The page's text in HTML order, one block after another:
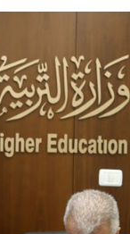
النظام الصحي